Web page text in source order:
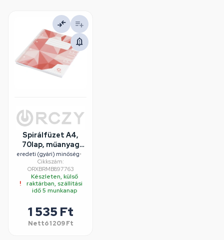
Spirálfüzet A4,
70lap, műanyag
borítós perforált
lyukasztott
Bluering® kockás
eredeti (gyári) minőség•
Cikkszám:
ORXBRMB897763
Készleten, külső
raktárban, szállítási
idő 5 munkanap
1 535 Ft
Nettó1 209 Ft